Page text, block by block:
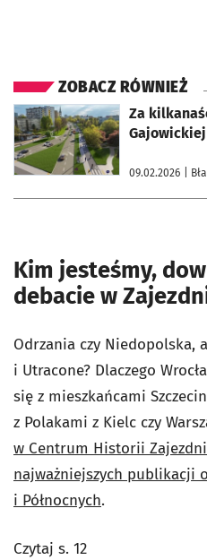
ZOBACZ RÓWNIEŻ
Za
09.02.2026 |
otworzy się w nowej karcie
Kim jesteśmy,
debacie w
Odrzania czy Niedopolska,
i Utracone? Dlaczego
się z mieszkańcami
z Polakami z Kielc czy
w Centrum Historii
najważniejszych publikacji
i Północnych.
Czytaj s. 12